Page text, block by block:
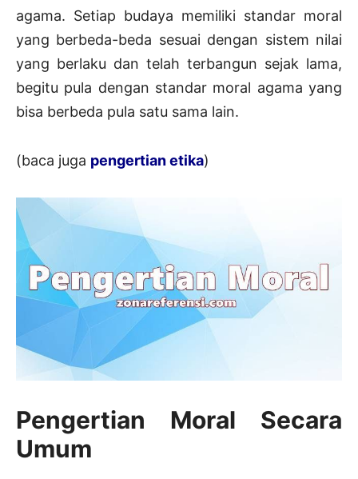
agama. Setiap budaya memiliki standar moral
yang berbeda-beda sesuai dengan sistem nilai
yang berlaku dan telah terbangun sejak lama,
begitu pula dengan standar moral agama yang
bisa berbeda pula satu sama lain.
(baca juga pengertian etika)
Pengertian Moral Secara
Umum